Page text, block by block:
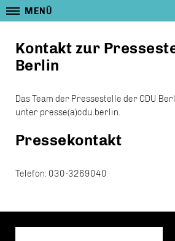
MENÜ
Kontakt zur
Berlin
Das Team der Pressestelle der CDU
unter presse(a)cdu.berlin.
Pressekontakt
Telefon: 030-3269040